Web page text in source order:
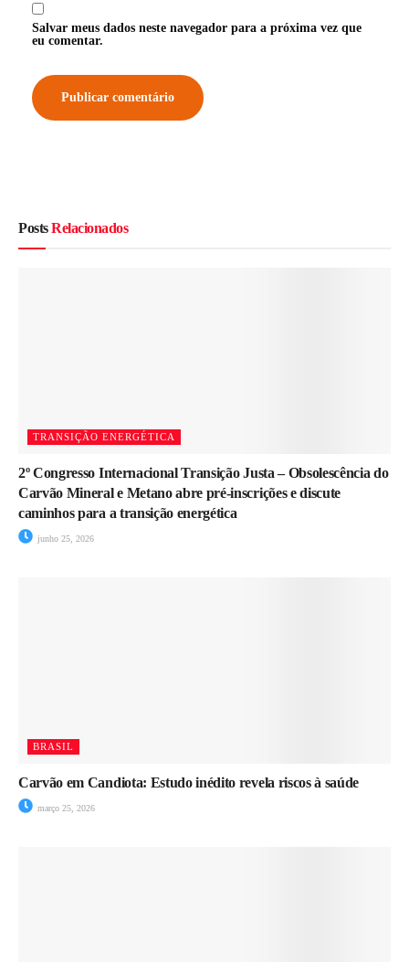
Salvar meus dados neste navegador para a próxima vez que
eu comentar.
PostsRelacionados
TRANSIÇÃO ENERGÉTICA
2º Congresso Internacional Transição Justa – Obsolescência do
Carvão Mineral e Metano abre pré-inscrições e discute
caminhos para a transição energética
junho 25, 2026
BRASIL
Carvão em Candiota: Estudo inédito revela riscos à saúde
março 25, 2026